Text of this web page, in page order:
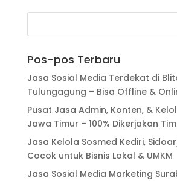
Pos-pos Terbaru
Jasa Sosial Media Terdekat di
Tulungagung – Bisa Offline &
Pusat Jasa Admin, Konten, &
Jawa Timur – 100% Dikerjakan
Jasa Kelola Sosmed Kediri,
Cocok untuk Bisnis Lokal & UMKM
Jasa Sosial Media Marketing